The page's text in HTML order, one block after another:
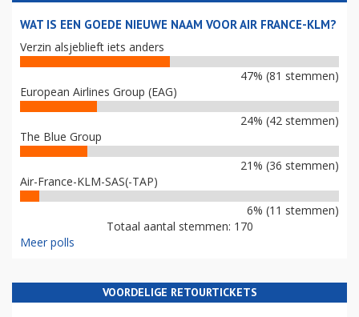
WAT IS EEN GOEDE NIEUWE NAAM VOOR AIR FRANCE-KLM?
Verzin alsjeblieft iets anders
47% (81 stemmen)
European Airlines Group (EAG)
24% (42 stemmen)
The Blue Group
21% (36 stemmen)
Air-France-KLM-SAS(-TAP)
6% (11 stemmen)
Totaal aantal stemmen: 170
Meer polls
VOORDELIGE RETOURTICKETS